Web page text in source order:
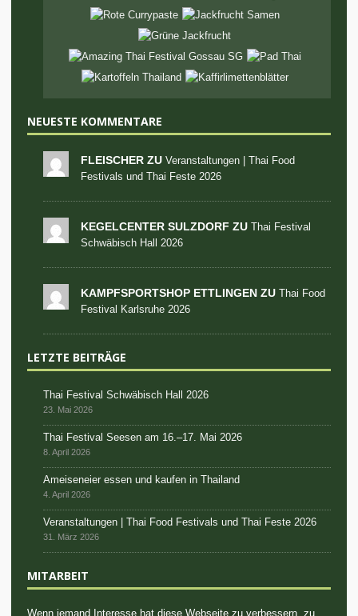
NEUESTE KOMMENTARE
FLEISCHER ZU Veranstaltungen | Thai Food
Festivals und Thai Feste 2026
KEGELCENTER SULZDORF ZU Thai Festival
Schwäbisch Hall 2026
KAMPFSPORTSHOP ETTLINGEN ZU Thai Food
Festival Karlsruhe 2026
LETZTE BEITRÄGE
Thai Festival Schwäbisch Hall 2026
23. Mai 2026
Thai Festival Seesen am 16.–17. Mai 2026
8. April 2026
Ameiseneier essen und kaufen in Thailand
4. April 2026
Veranstaltungen | Thai Food Festivals und Thai Feste 2026
31. März 2026
MITARBEIT
Wenn jemand Interesse hat diese Webseite zu verbessern, zu